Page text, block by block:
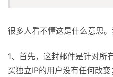
很多人看不懂这是什么意思。
1、首先，这封邮件是针对所
买独立IP的用户没有任何改变；